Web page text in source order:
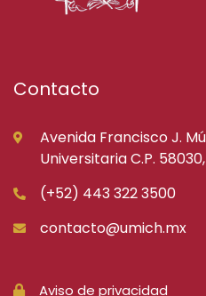
Contacto
Avenida Francisco J.
Universitaria C.P.
(+52) 443 322 3500
contacto@umich.mx
Aviso de privacidad